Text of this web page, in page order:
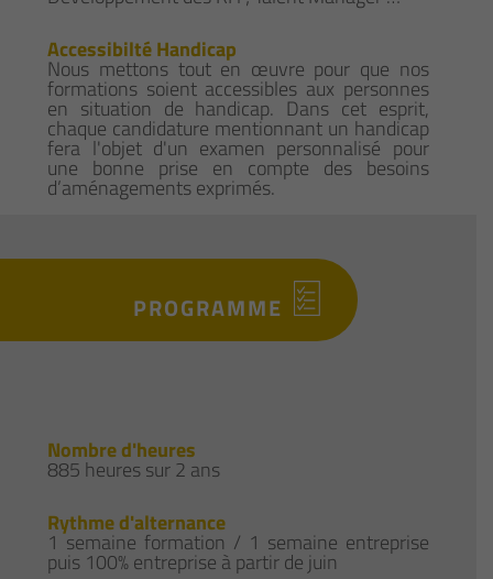
Accessibilté Handicap
Nous mettons tout en œuvre pour que nos
formations soient accessibles aux personnes
en situation de handicap. Dans cet esprit,
chaque candidature mentionnant un handicap
fera l'objet d'un examen personnalisé pour
une bonne prise en compte des besoins
d’aménagements exprimés.
PROGRAMME
Nombre d'heures
885 heures sur 2 ans
Rythme d'alternance
1 semaine formation / 1 semaine entreprise
puis 100% entreprise à partir de juin